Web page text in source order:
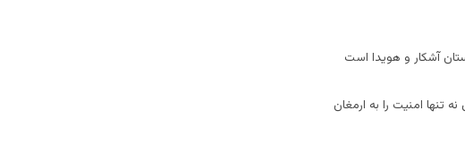
آشکار و هویدا است
تنها امنیت را به ارمغان